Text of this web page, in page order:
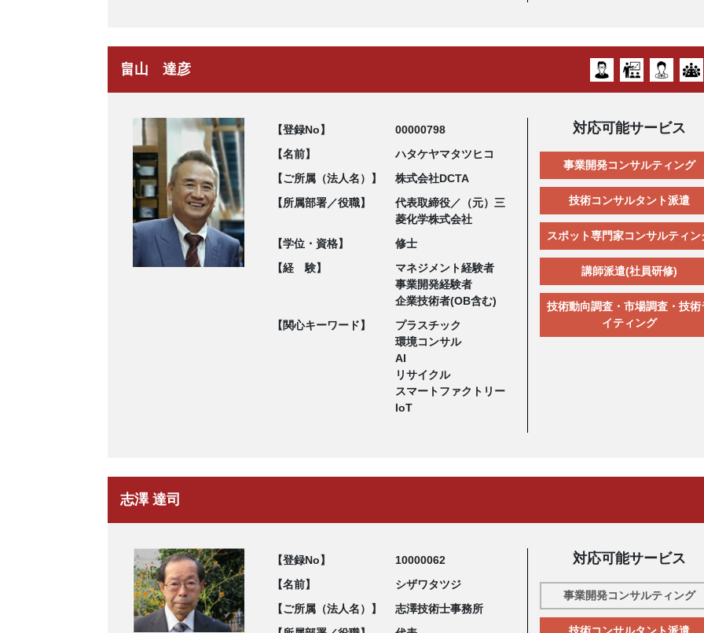
畠山 達彦
【登録No】
00000798
【名前】
ハタケヤマタツヒコ
【ご所属（法人名）】
株式会社DCTA
【所属部署／役職】
代表取締役／（元）三
菱化学株式会社
【学位・資格】
修士
【経 験】
マネジメント経験者
事業開発経験者
企業技術者(OB含む)
【関心キーワード】
プラスチック
環境コンサル
AI
リサイクル
スマートファクトリー
IoT
対応可能サービス
事業開発コンサルティング
技術コンサルタント派遣
スポット専門家コンサルティン
講師派遣(社員研修)
技術動向調査・市場調査・技術
イティング
志澤 達司
【登録No】
10000062
【名前】
シザワタツジ
【ご所属（法人名）】
志澤技術士事務所
対応可能サービス
事業開発コンサルティング